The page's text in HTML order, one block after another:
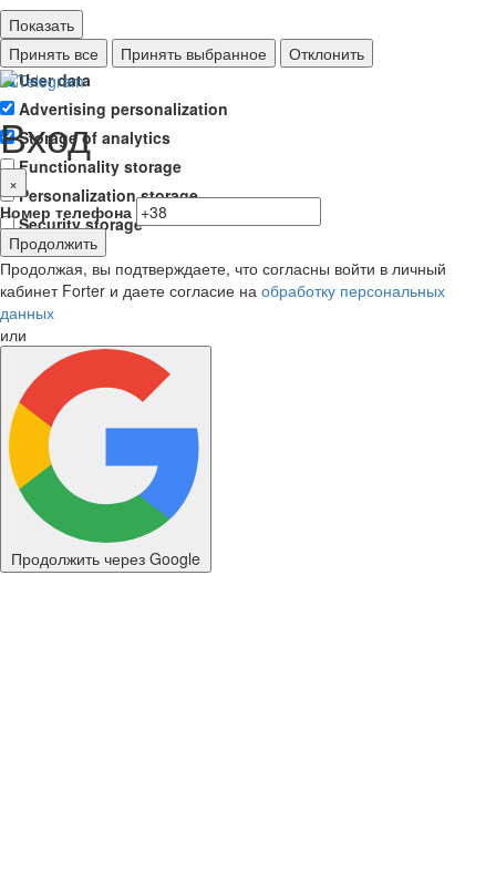
Показать
Ad storage
User data
Advertising personalization
Storage of analytics
Functionality storage
Personalization storage
Security storage
Принять все Принять выбранное Отклонить
Вход
×
Номер телефона
Продолжить
Продолжая, вы подтверждаете, что согласны войти в личный
кабинет Forter и даете согласие на обработку персональных
данных
или
Продолжить через Google